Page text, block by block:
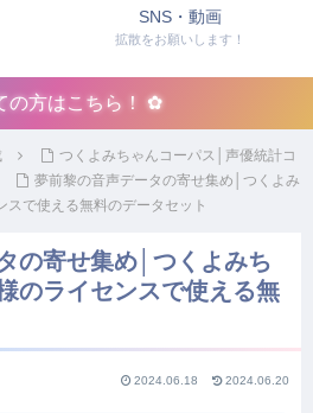
SNS・動画
拡散をお願いします！
の方はこちら！ ✿
つくよみちゃんコーパス│声優統計コ
夢前黎の音声データの寄せ集め│つくよみ
で使える無料のデータセット
の寄せ集め│つくよみち
のライセンスで使える無
2024.06.18 2024.06.20